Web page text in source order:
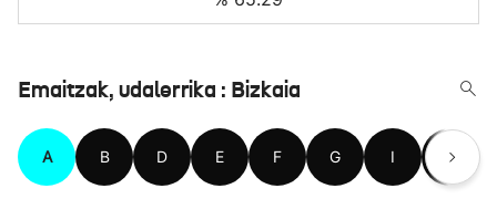
Emaitzak, udalerrika : Bizkaia
A B D E F G I J